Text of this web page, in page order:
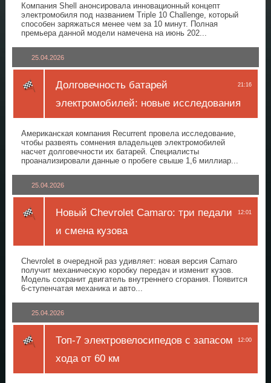
Компания Shell анонсировала инновационный концепт
электромобиля под названием Triple 10 Challenge, который
способен заряжаться менее чем за 10 минут. Полная
премьера данной модели намечена на июнь 202...
25.04.2026
21:16
Долговечность батарей
электромобилей: новые исследования
Американская компания Recurrent провела исследование,
чтобы развеять сомнения владельцев электромобилей
насчет долговечности их батарей. Специалисты
проанализировали данные о пробеге свыше 1,6 миллиар...
25.04.2026
12:01
Новый Chevrolet Camaro: три педали
и смена кузова
Chevrolet в очередной раз удивляет: новая версия Camaro
получит механическую коробку передач и изменит кузов.
Модель сохранит двигатель внутреннего сгорания. Появится
6-ступенчатая механика и авто...
25.04.2026
12:00
Топ-7 электровелосипедов с запасом
хода от 60 км